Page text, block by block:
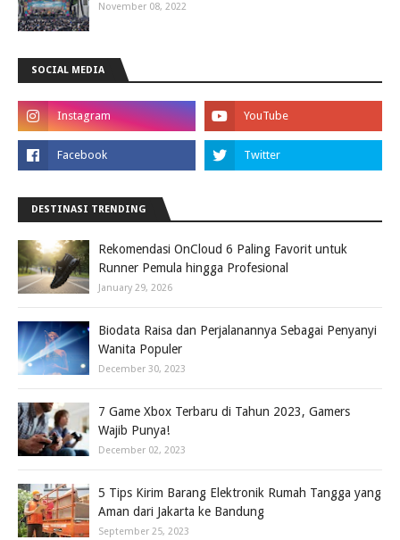
November 08, 2022
SOCIAL MEDIA
DESTINASI TRENDING
Rekomendasi OnCloud 6 Paling Favorit untuk
Runner Pemula hingga Profesional
January 29, 2026
Biodata Raisa dan Perjalanannya Sebagai Penyanyi
Wanita Populer
December 30, 2023
7 Game Xbox Terbaru di Tahun 2023, Gamers
Wajib Punya!
December 02, 2023
5 Tips Kirim Barang Elektronik Rumah Tangga yang
Aman dari Jakarta ke Bandung
September 25, 2023